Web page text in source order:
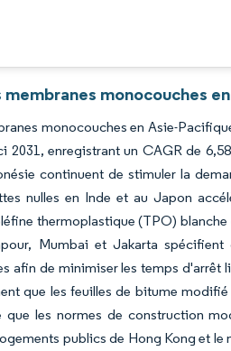
membranes monocouches
monocouches en Asie-
2031, enregistrant un CAGR de
continuent de stimuler la
nulles en Inde et au Japon
thermoplastique (TPO)
Mumbai et Jakarta
afin de minimiser les temps
que les feuilles de bitume
que les normes de construction
publics de Hong Kong et